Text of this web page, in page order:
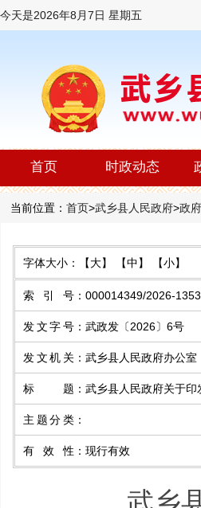
今天是2026年8月7日 星期五
首页 时政动态
当前位置： 首页>武乡县人民政府>政
字体大小： 【大】 【中】 【小】
索 引 号 ： 000014349/2026-
发文字号 ： 武政发〔2026〕6号
发文机关 ： 武乡县人民政府办公室
标 题 ： 武乡县人民政府关于
主题分类 ：
有效性 ： 现行有效
武乡